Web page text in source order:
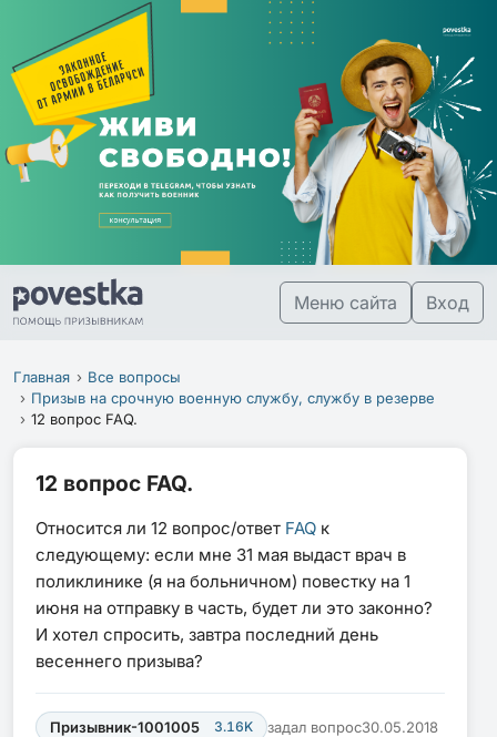
Меню сайта Вход
Главная
Все вопросы
Призыв на срочную военную службу, службу в резерве
12 вопрос FAQ.
12 вопрос FAQ.
Относится ли 12 вопрос/ответ FAQ к
следующему: если мне 31 мая выдаст врач в
поликлинике (я на больничном) повестку на 1
июня на отправку в часть, будет ли это законно?
И хотел спросить, завтра последний день
весеннего призыва?
Призывник-1001005 3.16K задал вопрос30.05.2018